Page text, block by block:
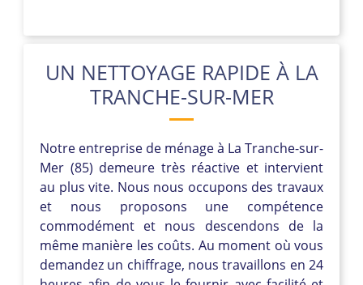
UN NETTOYAGE RAPIDE À LA
TRANCHE-SUR-MER
Notre entreprise de ménage à La Tranche-sur-
Mer (85) demeure très réactive et intervient
au plus vite. Nous nous occupons des travaux
et nous proposons une compétence
commodément et nous descendons de la
même manière les coûts. Au moment où vous
demandez un chiffrage, nous travaillons en 24